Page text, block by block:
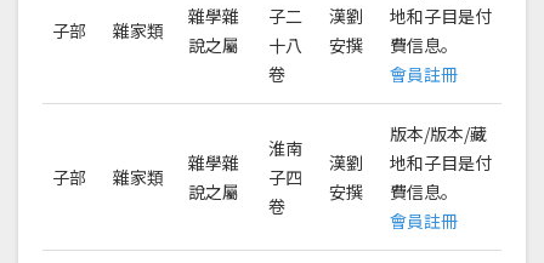
子部 雜家類
雜學雜
說之屬
子二
十八
卷
漢劉
安撰
地和子目是付
費信息。
會員註冊
子部 雜家類
雜學雜
說之屬
淮南
子四
卷
漢劉
安撰
版本/版本/藏
地和子目是付
費信息。
會員註冊